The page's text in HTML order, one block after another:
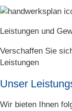
Leistungen und
Verschaffen Sie
Leistungen
Unser
Wir bieten Ihnen